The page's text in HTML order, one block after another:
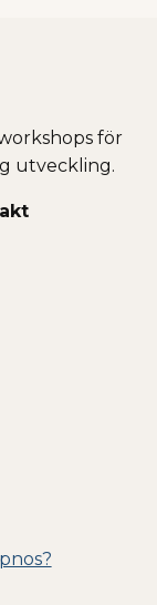
för
utveckling.